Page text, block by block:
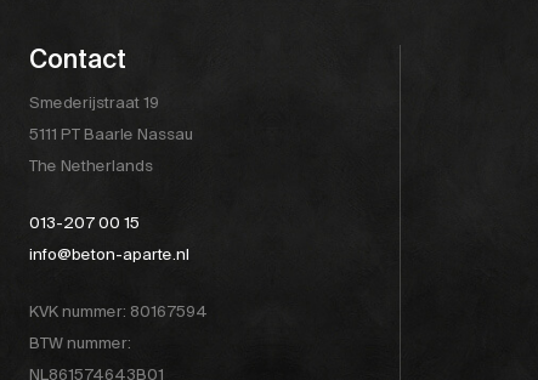
Contact
Smederijstraat 19
5111 PT Baarle Nassau
The Netherlands
013-207 00 15
info@beton-aparte.nl
KVK nummer: 80167594
BTW nummer:
NL861574643B01